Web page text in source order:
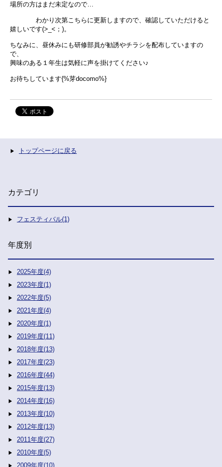
場所の方はまだ未定なので…
わかり次第こちらに更新しますので、確認していただけると
嬉しいです(>_<；)。
ちなみに、昼休みにも研修部員が勧誘やチラシを配布していますの
で、
興味のある１年生は気軽に声を掛けてください♪
お待ちしています{%芽docomo%}
トップページに戻る
カテゴリ
フェスティバル(1)
年度別
2025年度(4)
2023年度(1)
2022年度(5)
2021年度(4)
2020年度(1)
2019年度(11)
2018年度(13)
2017年度(23)
2016年度(44)
2015年度(13)
2014年度(16)
2013年度(10)
2012年度(13)
2011年度(27)
2010年度(5)
2009年度(10)